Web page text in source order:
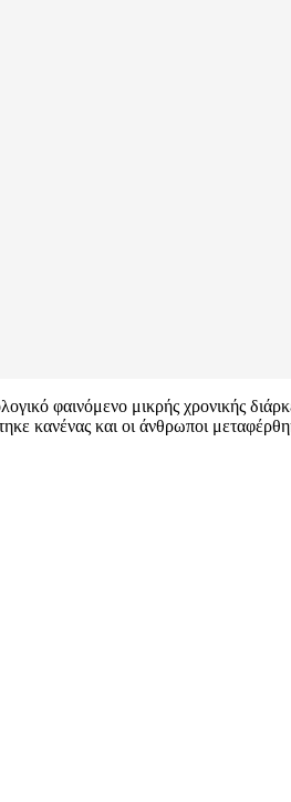
φαινόμενο μικρής χρονικής
κανένας και οι άνθρωποι